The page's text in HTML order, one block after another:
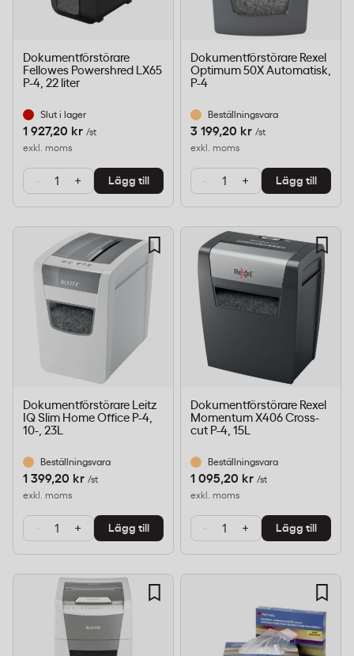
Dokumentförstörare
Fellowes Powershred LX65
P-4, 22 liter
Slut i lager
1 927,20 kr /st
exkl. moms
- + Lägg till
Dokumentförstörare Rexel
Optimum 50X Automatisk,
P-4
Beställningsvara
3 199,20 kr /st
exkl. moms
- + Lägg till
Dokumentförstörare Leitz
IQ Slim Home Office P-4,
10-, 23L
Beställningsvara
1 399,20 kr /st
exkl. moms
- + Lägg till
Dokumentförstörare Rexel
Momentum X406 Cross-
cut P-4, 15L
Beställningsvara
1 095,20 kr /st
exkl. moms
- + Lägg till